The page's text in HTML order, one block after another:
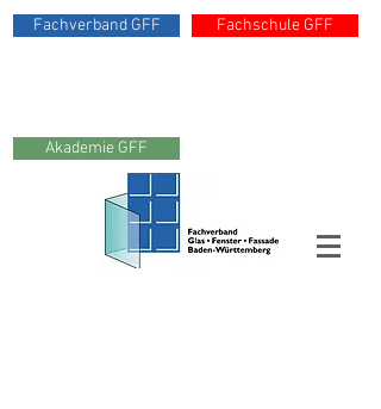
Fachverband GFF Fachschule GFF
Akademie GFF